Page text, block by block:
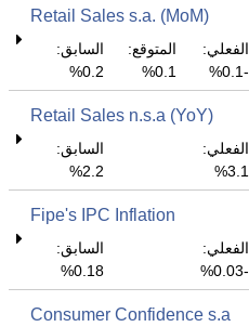
Retail Sales s.a. (MoM)
الفعلي:
-0.1%
المتوقع:
0.1%
السابق:
0.2%
Retail Sales n.s.a (YoY)
الفعلي:
3.1%
السابق:
2.2%
Fipe's IPC Inflation
الفعلي:
-0.03%
السابق:
0.18%
Consumer Confidence s.a